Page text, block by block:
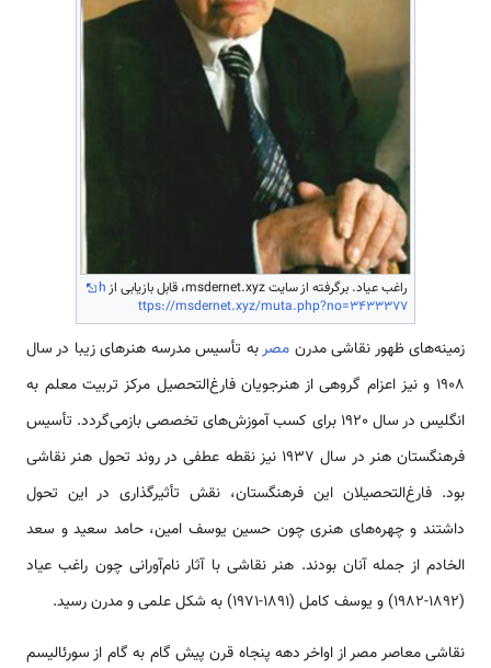
راغب عیاد. برگرفته از سایت msdernet.xyz، قابل بازیابی از
h
ttps://msdernet.xyz/muta.php?no=3433377
زمینه‌­های ظهور نقاشی مدرن مصربه تأسیس مدرسه هنرهای زیبا در سال
1908 و نیز اعزام گروهی از هنرجویان فارغ­‌التحصیل مرکز تربیت معلم به
انگلیس در سال 1920 برای کسب آموزش‌­های تخصصی بازمی‌­گردد. تأسیس
فرهنگستان هنر در سال 1937 نیز نقطه عطفی در روند تحول هنر نقاشی
بود. فارغ­‌التحصیلان این فرهنگستان، نقش تأثیرگذاری در این تحول
داشتند و چهره‌­های هنری چون حسین یوسف امین، حامد سعید و سعد
الخادم از جمله آنان بودند. هنر نقاشی با آثار نام‌­آورانی چون راغب عیاد
(1892-1982) و یوسف کامل (1891-1971) به شکل علمی و مدرن رسید.
نقاشی معاصر مصر از اواخر دهه پنجاه قرن پیش گام به گام از سورئالیسم